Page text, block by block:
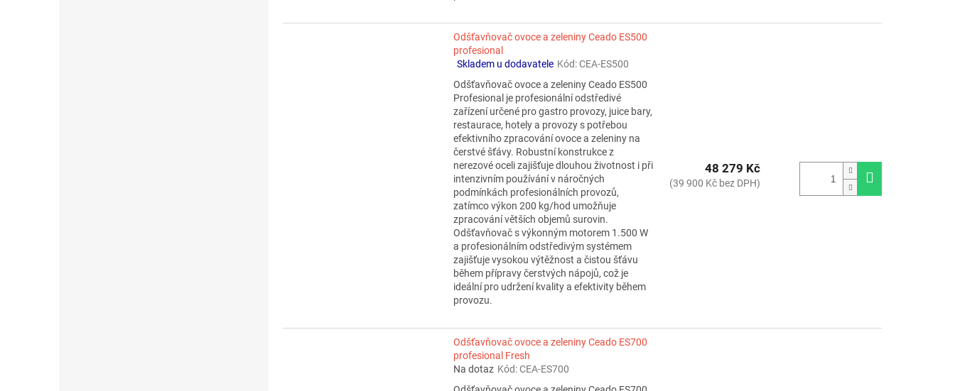
Odšťavňovač ovoce a zeleniny Ceado ES500
profesional
Průměrné
hodnocení
produktu
5
hvězdiček.
Skladem u dodavatele Kód:CEA-ES500
Odšťavňovač ovoce a zeleniny Ceado ES500
Profesional je profesionální odstředivé
zařízení určené pro gastro provozy, juice bary,
restaurace, hotely a provozy s potřebou
efektivního zpracování ovoce a zeleniny na
čerstvé šťávy. Robustní konstrukce z
nerezové oceli zajišťuje dlouhou životnost i při
intenzivním používání v náročných
podmínkách profesionálních provozů,
zatímco výkon 200 kg/hod umožňuje
zpracování větších objemů surovin.
Odšťavňovač s výkonným motorem 1.500 W
a profesionálním odstředivým systémem
zajišťuje vysokou výtěžnost a čistou šťávu
během přípravy čerstvých nápojů, což je
ideální pro udržení kvality a efektivity během
provozu.
48 279 Kč
(39 900 Kč bez DPH)
Odšťavňovač ovoce a zeleniny Ceado ES700
profesional Fresh
Na dotaz Kód:CEA-ES700